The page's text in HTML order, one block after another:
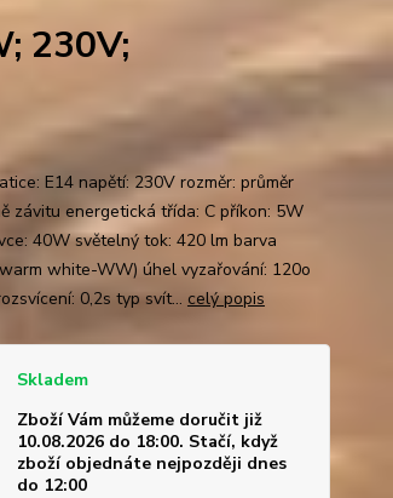
230V;
E14 napětí: 230V rozměr: průměr
závitu energetická třída: C příkon: 5W
40W světelný tok: 420 lm barva
white-WW) úhel vyzařování: 120o
0,2s typ svít... celý popis
Skladem
Zboží Vám můžeme doručit již
10.08.2026 do 18:00. Stačí, když
zboží objednáte nejpozději dnes
do 12:00